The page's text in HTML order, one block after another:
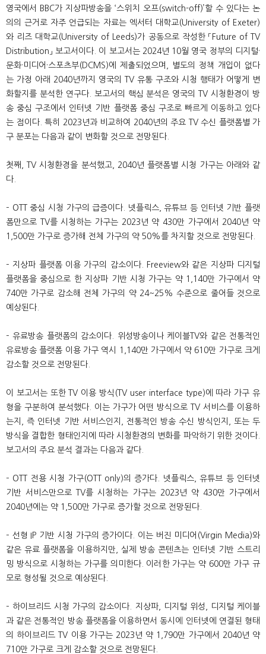
영국에서 BBC가 지상파방송을 ‘스위치 오프(switch-off)’할 수 있다는 논
의의 근거로 자주 언급되는 자료는 엑서터 대학교(University of Exeter)
와 리즈 대학교(University of Leeds)가 공동으로 작성한 「Future of TV
Distribution」 보고서이다. 이 보고서는 2024년 10월 영국 정부의 디지털·
문화·미디어·스포츠부(DCMS)에 제출되었으며, 별도의 정책 개입이 없다
는 가정 아래 2040년까지 영국의 TV 유통 구조와 시청 행태가 어떻게 변
화할지를 분석한 연구다. 보고서의 핵심 분석은 영국의 TV 시청환경이 방
송 중심 구조에서 인터넷 기반 플랫폼 중심 구조로 빠르게 이동하고 있다
는 점이다. 특히 2023년과 비교하여 2040년의 주요 TV 수신 플랫폼별 가
구 분포는 다음과 같이 변화할 것으로 전망된다.
첫째, TV 시청환경을 분석했고, 2040년 플랫폼별 시청 가구는 아래와 같
다.
– OTT 중심 시청 가구의 급증이다. 넷플릭스, 유튜브 등 인터넷 기반 플랫
폼만으로 TV를 시청하는 가구는 2023년 약 430만 가구에서 2040년 약
1,500만 가구로 증가해 전체 가구의 약 50%를 차지할 것으로 전망된다.
– 지상파 플랫폼 이용 가구의 감소이다. Freeview와 같은 지상파 디지털
플랫폼을 중심으로 한 지상파 기반 시청 가구는 약 1,140만 가구에서 약
740만 가구로 감소해 전체 가구의 약 24~25% 수준으로 줄어들 것으로
예상된다.
– 유료방송 플랫폼의 감소이다. 위성방송이나 케이블TV와 같은 전통적인
유료방송 플랫폼 이용 가구 역시 1,140만 가구에서 약 610만 가구로 크게
감소할 것으로 전망된다.
이 보고서는 또한 TV 이용 방식(TV user interface type)에 따라 가구 유
형을 구분하여 분석했다. 이는 가구가 어떤 방식으로 TV 서비스를 이용하
는지, 즉 인터넷 기반 서비스인지, 전통적인 방송 수신 방식인지, 또는 두
방식을 결합한 형태인지에 따라 시청환경의 변화를 파악하기 위한 것이다.
보고서의 주요 분석 결과는 다음과 같다.
– OTT 전용 시청 가구(OTT only)의 증가다. 넷플릭스, 유튜브 등 인터넷
기반 서비스만으로 TV를 시청하는 가구는 2023년 약 430만 가구에서
2040년에는 약 1,500만 가구로 증가할 것으로 전망된다.
– 선형 IP 기반 시청 가구의 증가이다. 이는 버진 미디어(Virgin Media)와
같은 유료 플랫폼을 이용하지만, 실제 방송 콘텐츠는 인터넷 기반 스트리
밍 방식으로 시청하는 가구를 의미한다. 이러한 가구는 약 600만 가구 규
모로 형성될 것으로 예상된다.
– 하이브리드 시청 가구의 감소이다. 지상파, 디지털 위성, 디지털 케이블
과 같은 전통적인 방송 플랫폼을 이용하면서 동시에 인터넷에 연결된 형태
의 하이브리드 TV 이용 가구는 2023년 약 1,790만 가구에서 2040년 약
710만 가구로 크게 감소할 것으로 전망된다.